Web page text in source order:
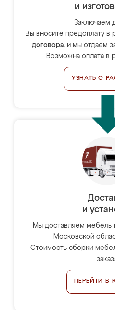
и
Заключаем
Вы вносите предоплату в
договора, и мы отдаём
Возможна оплата в
УЗНАТЬ О
и
Мы доставляем
Московской
Стоимость сборки
ПЕРЕЙТИ В